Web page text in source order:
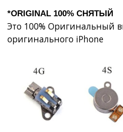
*ORIGINAL 100% СНЯТЫЙ
Это 100% Оригинальный
оригинального iPhone